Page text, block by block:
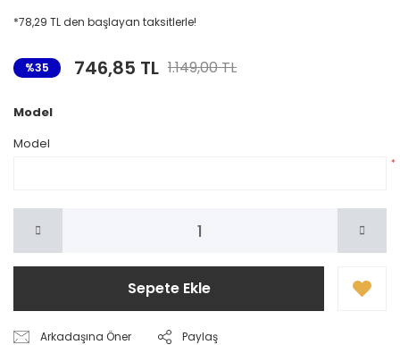
*78,29 TL den başlayan taksitlerle!
%35 746,85 TL 1.149,00 TL
Model
Model
*
Sepete Ekle
Arkadaşına Öner Paylaş